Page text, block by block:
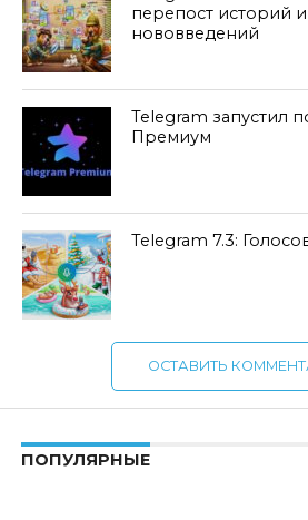
перепост историй
нововведений
Telegram запустил
Премиум
Telegram 7.3:
ОСТАВИТЬ
ПОПУЛЯРНЫЕ